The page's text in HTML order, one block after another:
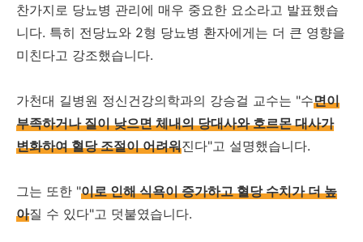
찬가지로 당뇨병 관리에 매우 중요한 요소라고 발표했습
니다. 특히 전당뇨와 2형 당뇨병 환자에게는 더 큰 영향을
미친다고 강조했습니다.
가천대 길병원 정신건강의학과의 강승걸 교수는 "수면이
부족하거나 질이 낮으면 체내의 당대사와 호르몬 대사가
변화하여 혈당 조절이 어려워진다"고 설명했습니다.
그는 또한 "이로 인해 식욕이 증가하고 혈당 수치가 더 높
아질 수 있다"고 덧붙였습니다.